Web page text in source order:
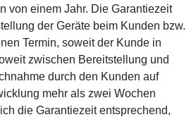
von einem Jahr. Die Garantiezeit
der Geräte beim Kunden bzw.
Termin, soweit der Kunde in
zwischen Bereitstellung und
durch den Kunden auf
mehr als zwei Wochen
die Garantiezeit entsprechend,